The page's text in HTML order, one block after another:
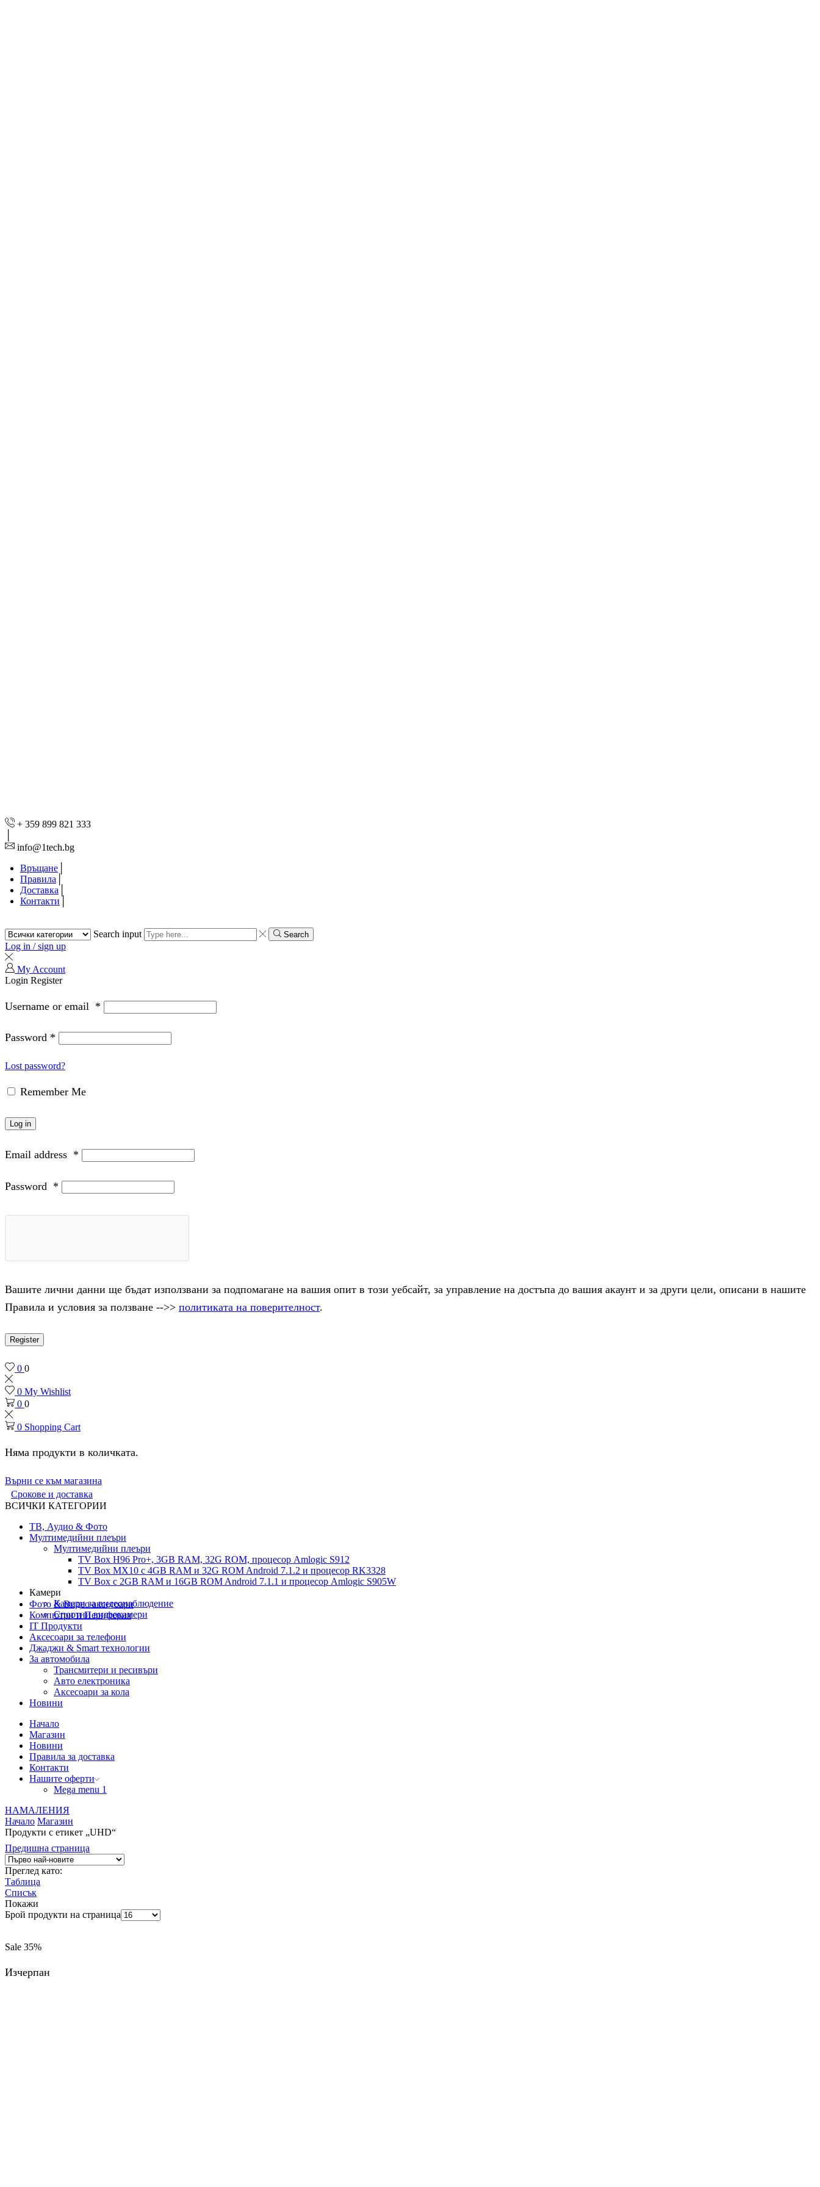
+ 359 899 821 333
info@1tech.bg
Връщане
Правила
Доставка
Контакти
Search input Search
Log in / sign up
My Account
Login Register
Username or email *
Password *
Lost password?
Remember Me
Log in
Email address *
Password *
Вашите лични данни ще бъдат използвани за подпомагане на вашия опит в този уебсайт, за управление на достъпа до вашия акаунт и за други цели, описани в нашите
Правила и условия за ползване -->> политиката на поверителност.
Register
0 0
0 My Wishlist
0 0
0 Shopping Cart
Няма продукти в количката.
Върни се към магазина
Срокове и доставка
ВСИЧКИ КАТЕГОРИИ
ТВ, Аудио & Фото
Мултимедийни плеъри
Мултимедийни плеъри
TV Box H96 Pro+, 3GB RAM, 32G ROM, процесор Amlogic S912
TV Box MX10 с 4GB RAM и 32G ROM Android 7.1.2 и процесор RK3328
TV Box с 2GB RAM и 16GВ ROM Android 7.1.1 и процесор Amlogic S905W
Камери
Камери за видеонаблюдение
Спортни видеокамери
Фото & Видео аксесоари
Компютри и Периферия
IT Продукти
Аксесоари за телефони
Джаджи & Smart технологии
За автомобила
Трансмитери и ресивъри
Авто електроника
Аксесоари за кола
Новини
Начало
Магазин
Новини
Правила за доставка
Контакти
Нашите оферти
Mega menu 1
НАМАЛЕНИЯ
Начало Магазин
Продукти с етикет „UHD“
Предишна страница
Преглед като:
Таблица
Списък
Покажи
Брой продукти на страница
Sale 35%
Изчерпан